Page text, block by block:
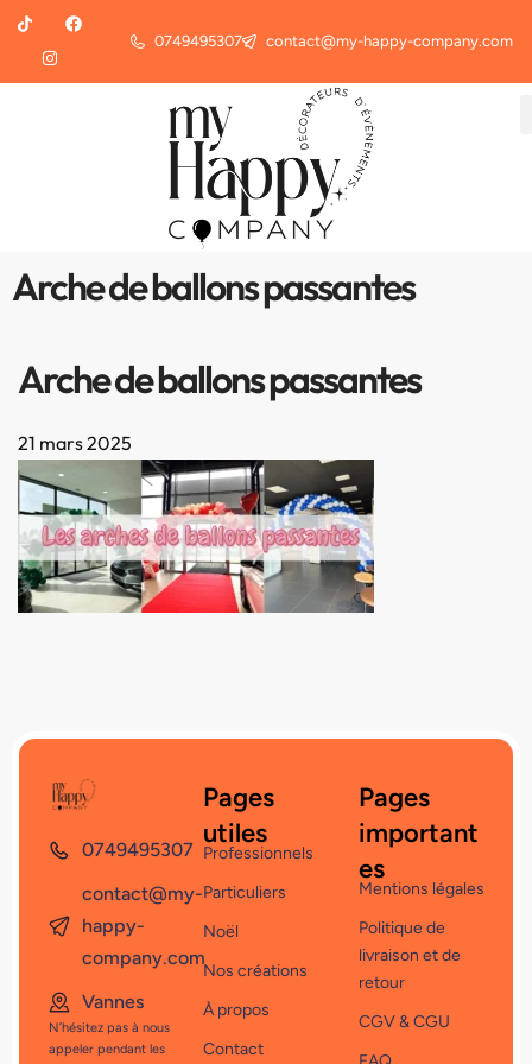
0749495307 contact@my-happy-company.com
Arche de ballons passantes
Arche de ballons passantes
21 mars 2025
0749495307
contact@my-
happy-
company.com
Vannes
N’hésitez pas à nous
appeler pendant les
Pages
utiles
Professionnels
Particuliers
Noël
Nos créations
À propos
Contact
Pages
important
es
Mentions légales
Politique de
livraison et de
retour
CGV & CGU